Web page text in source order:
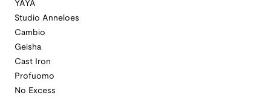
YAYA
Studio Anneloes
Cambio
Geisha
Cast Iron
Profuomo
No Excess